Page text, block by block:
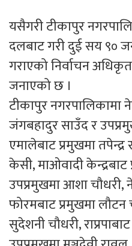
यसैगरी टीकापुर
दलबाट गरी दुई सय ९०
गराएको निर्वाचन
जनाएको छ ।
टीकापुर नगरपालिकामा
जंगबहादुर साउँद र
एमालेबाट प्रमुखमा
केसी, माओवादी
उपप्रमुखमा आशा चौधरी,
फोरमबाट प्रमुखमा लौटन
सुदेशनी चौधरी,